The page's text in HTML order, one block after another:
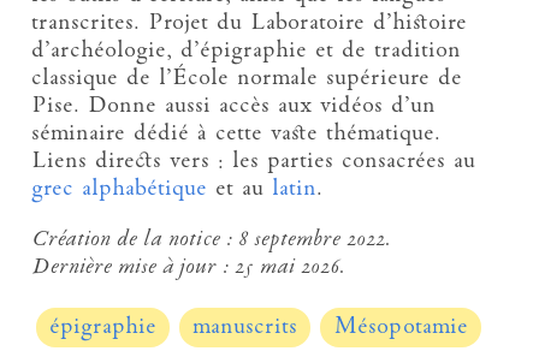
transcrites. Projet du Laboratoire d’histoire
d’archéologie, d’épigraphie et de tradition
classique de l’École normale supérieure de
Pise. Donne aussi accès aux vidéos d’un
séminaire dédié à cette vaste thématique.
Liens directs vers : les parties consacrées au
grec alphabétique et au latin.
Création de la notice : 8 septembre 2022.
Dernière mise à jour :25 mai 2026.
épigraphie manuscrits
Mésopotamie